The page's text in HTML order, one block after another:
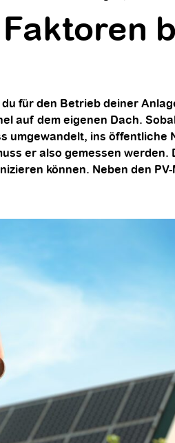
für den Betrieb deiner
auf dem eigenen Dach.
umgewandelt, ins
er also gemessen
können. Neben den